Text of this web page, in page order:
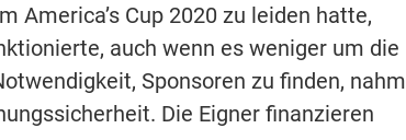
America’s Cup 2020 zu leiden hatte,
auch wenn es weniger um die
Sponsoren zu finden, nahm
Die Eigner finanzieren